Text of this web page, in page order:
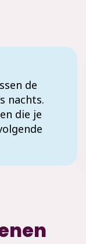
de
nachts.
die je